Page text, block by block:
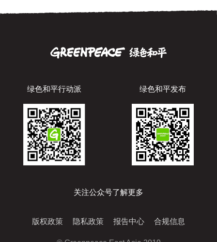
绿色和平行动派 绿色和平发布
关注公众号了解更多
版权政策 隐私政策 报告中心 合规信息